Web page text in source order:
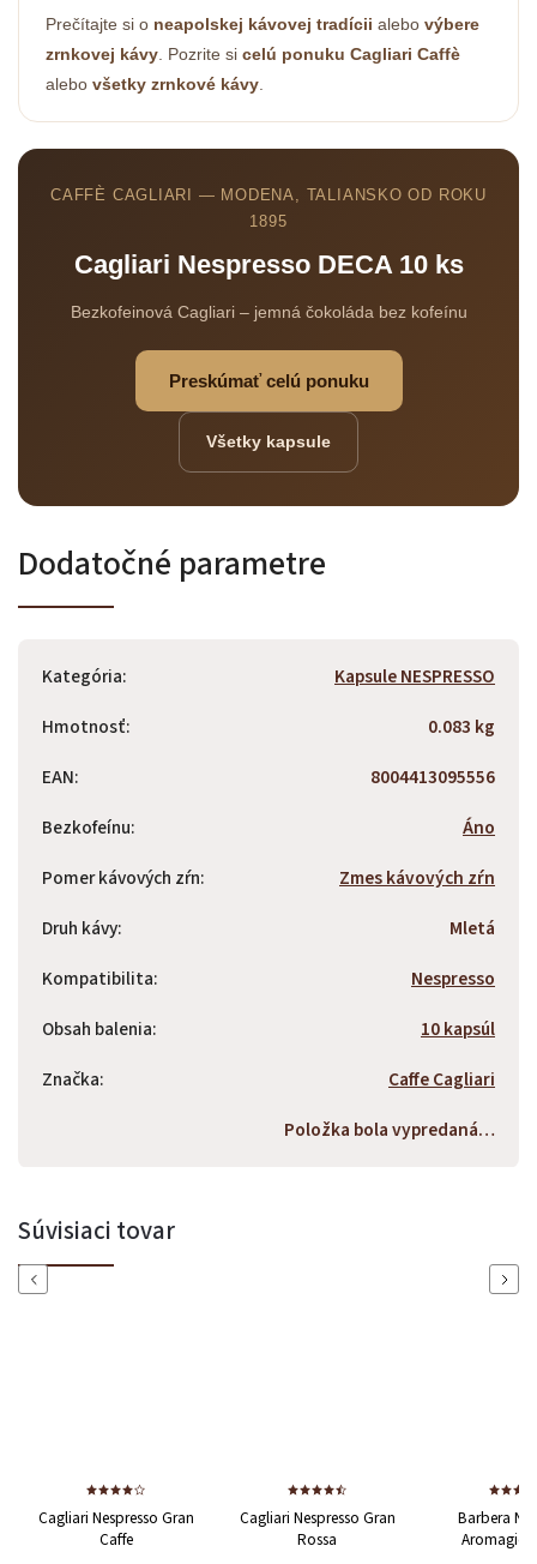
Prečítajte si o neapolskej kávovej tradícii alebo výbere
zrnkovej kávy. Pozrite si celú ponuku Cagliari Caffè
alebo všetky zrnkové kávy.
CAFFÈ CAGLIARI — MODENA, TALIANSKO OD ROKU
1895
Cagliari Nespresso DECA 10 ks
Bezkofeinová Cagliari – jemná čokoláda bez kofeínu
Preskúmať celú ponuku
Všetky kapsule
Dodatočné parametre
Kategória:
Kapsule NESPRESSO
Hmotnosť:
0.083 kg
EAN:
8004413095556
Bezkofeínu:
Áno
Pomer kávových zŕn:
Zmes kávových zŕn
Druh kávy:
Mletá
Kompatibilita:
Nespresso
Obsah balenia:
10 kapsúl
Značka:
Caffe Cagliari
Položka bola vypredaná…
Súvisiaci tovar
Previous
Cagliari Nespresso Gran
Caffe
Cagliari Nespresso Gran
Rossa
Barbera
Aromagic
Next
Odoslať